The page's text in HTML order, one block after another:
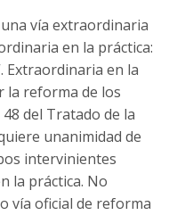
vía extraordinaria
en la práctica:
Extraordinaria en la
la reforma de los
del Tratado de la
unanimidad de
intervinientes
la práctica. No
vía oficial de reforma